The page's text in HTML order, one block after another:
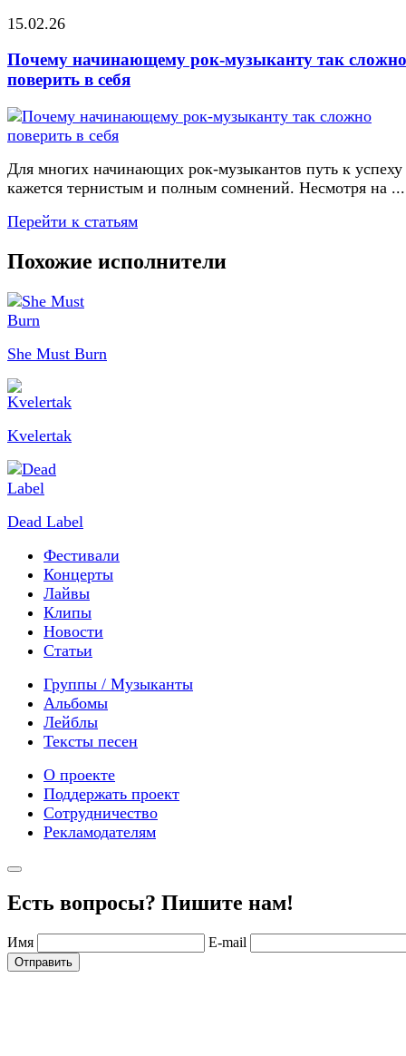
15.02.26
Почему начинающему рок-музыканту так сложно
поверить в себя
Для многих начинающих рок-музыкантов путь к успеху
кажется тернистым и полным сомнений. Несмотря на ...
Перейти к статьям
Похожие исполнители
She Must Burn
Kvelertak
Dead Label
Фестивали
Концерты
Лайвы
Клипы
Новости
Статьи
Группы / Музыканты
Альбомы
Лейблы
Тексты песен
О проекте
Поддержать проект
Сотрудничество
Рекламодателям
Есть вопросы? Пишите нам!
Имя E-mail